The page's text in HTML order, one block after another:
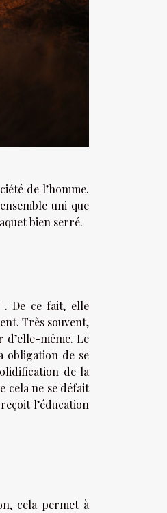
de l’homme.
uni que
bien serré.
. De ce fait, elle
Très souvent,
même. Le
obligation de se
de la
cela ne se défait
l’éducation
cela permet à